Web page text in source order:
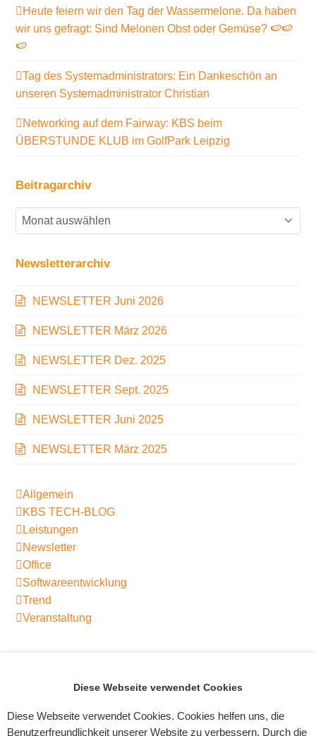
Heute feiern wir den Tag der Wassermelone. Da haben
wir uns gefragt: Sind Melonen Obst oder Gemüse? 🍉🍉
🍉
Tag des Systemadministrators: Ein Dankeschön an
unseren Systemadministrator Christian
Networking auf dem Fairway: KBS beim
ÜBERSTUNDE KLUB im GolfPark Leipzig
Beitragarchiv
Beitragarchiv
Newsletterarchiv
NEWSLETTER Juni 2026
NEWSLETTER März 2026
NEWSLETTER Dez. 2025
NEWSLETTER Sept. 2025
NEWSLETTER Juni 2025
NEWSLETTER März 2025
Allgemein
KBS TECH-BLOG
Leistungen
Newsletter
Office
Softwareentwicklung
Trend
Veranstaltung
Beitrag:
Technologie
Nächster
Beitrag:
MIT GUTEN
DEUTSCHKENNTNISSEN
Diese Webseite verwendet Cookies
Diese Webseite verwendet Cookies. Cookies helfen uns, die
Benutzerfreundlichkeit unserer Website zu verbessern. Durch die